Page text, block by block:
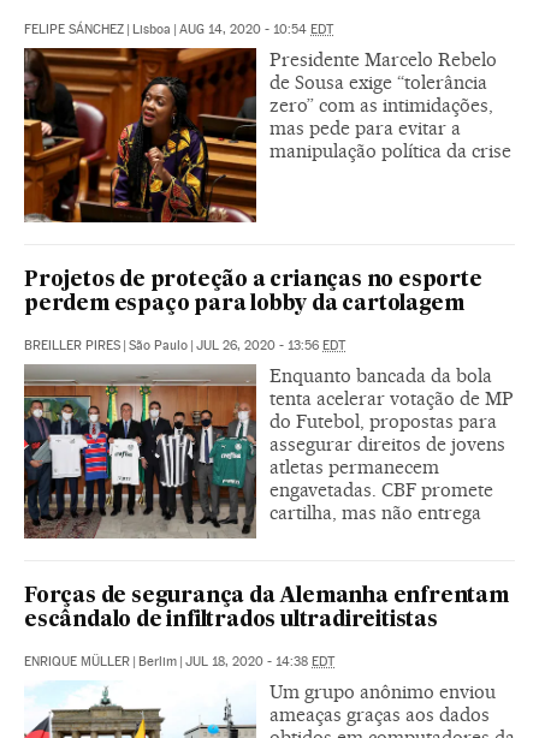
FELIPE SÁNCHEZ | Lisboa | AUG 14, 2020 - 10:54 EDT
Presidente Marcelo Rebelo
de Sousa exige “tolerância
zero” com as intimidações,
mas pede para evitar a
manipulação política da crise
Projetos de proteção a crianças no esporte
perdem espaço para lobby da cartolagem
BREILLER PIRES | São Paulo | JUL 26, 2020 - 13:56 EDT
Enquanto bancada da bola
tenta acelerar votação de MP
do Futebol, propostas para
assegurar direitos de jovens
atletas permanecem
engavetadas. CBF promete
cartilha, mas não entrega
Forças de segurança da Alemanha enfrentam
escândalo de infiltrados ultradireitistas
ENRIQUE MÜLLER | Berlim | JUL 18, 2020 - 14:38 EDT
Um grupo anônimo enviou
ameaças graças aos dados